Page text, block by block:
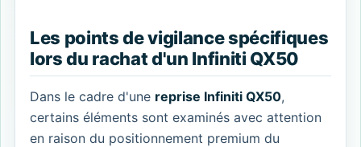
Les points de vigilance spécifiques
lors du rachat d'un Infiniti QX50
Dans le cadre d'une reprise Infiniti QX50,
certains éléments sont examinés avec attention
en raison du positionnement premium du